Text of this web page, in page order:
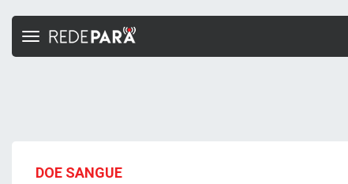
Toggle
DOE SANGUE